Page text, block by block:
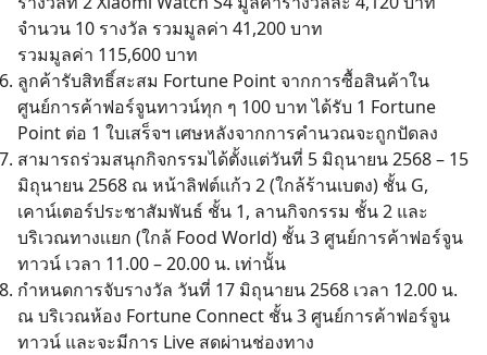
จำนวน 10 รางวัล รวมมูลค่า 41,200 บาท
รวมมูลค่า 115,600 บาท
ลูกค้ารับสิทธิ์สะสม Fortune Point จากการซื้อสินค้าใน
ศูนย์การค้าฟอร์จูนทาวน์ทุก ๆ 100 บาท ได้รับ 1 Fortune
Point ต่อ 1 ใบเสร็จฯ เศษหลังจากการคำนวณจะถูกปัดลง
สามารถร่วมสนุกกิจกรรมได้ตั้งแต่วันที่ 5 มิถุนายน 2568 – 15
มิถุนายน 2568 ณ หน้าลิฟต์แก้ว 2 (ใกล้ร้านเบตง) ชั้น G,
เคาน์เตอร์ประชาสัมพันธ์ ชั้น 1, ลานกิจกรรม ชั้น 2 และ
บริเวณทางเเยก (ใกล้ Food World) ชั้น 3 ศูนย์การค้าฟอร์จูน
ทาวน์ เวลา 11.00 – 20.00 น. เท่านั้น
กำหนดการจับรางวัล วันที่ 17 มิถุนายน 2568 เวลา 12.00 น.
ณ บริเวณห้อง Fortune Connect ชั้น 3 ศูนย์การค้าฟอร์จูน
ทาวน์ และจะมีการ Live สดผ่านช่องทาง